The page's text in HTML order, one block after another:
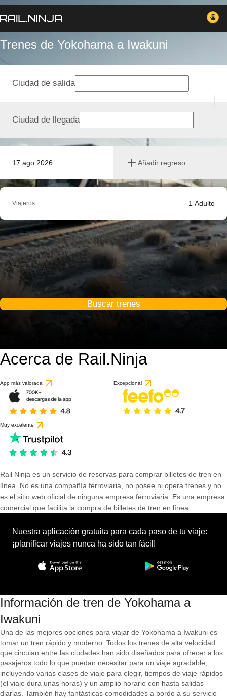
Trenes de Yokohama a Iwakuni
17 ago 2026 Añadir regreso
Ciudad de salida
Ciudad de llegada
Viajeros 1 Adulto
Buscar trenes
Acerca de Rail.Ninja
App más valorada Excepcional
Muy excelente
Rail Ninja es un servicio de reservas para comprar billetes de tren en
línea. No es una compañía ferroviaria, no posee ni opera trenes y no
es el sitio web oficial de ninguna empresa ferroviaria. Es una empresa
comercial que facilita la compra de billetes de tren en línea.
Nuestra aplicación gratuita para cada paso de tu viaje:
¡planificar viajes nunca ha sido tan fácil!
Información de tren de Yokohama a
Iwakuni
Una de las mejores opciones para viajar de Yokohama a Iwakuni es
tomar un tren rápido y moderno. Todos los trenes de alta velocidad
que circulan entre las ciudades han sido diseñados para ofrecer a los
pasajeros todo lo que puedan necesitar para un viaje agradable,
incluyendo varias clases de viaje para elegir, tiempos de viaje rápidos
(el viaje dura unas horas) y un amplio horario con hasta salidas
diarias. También hay fantásticas comodidades a bordo a su servicio